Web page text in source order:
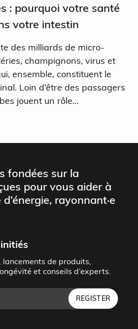
: pourquoi votre santé
votre intestin
des milliards de micro-
champignons, virus et
ensemble, constituent le
Loin d’être des passagers
jouent un rôle…
fondées sur la
pour vous aider à
d’énergie, rayonnant·e
lancements de produits,
et conseils d’experts.
REGISTER